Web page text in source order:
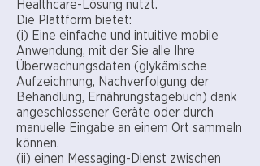
Healthcare-Lösung nutzt.
Die Plattform bietet:
(i) Eine einfache und intuitive mobile
Anwendung, mit der Sie alle Ihre
Überwachungsdaten (glykämische
Aufzeichnung, Nachverfolgung der
Behandlung, Ernährungstagebuch) dank
angeschlossener Geräte oder durch
manuelle Eingabe an einem Ort sammeln
können.
(ii) einen Messaging-Dienst zwischen